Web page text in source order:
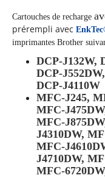
Cartouches de recharge
prérempli avec
imprimantes Brother
DCP-J132W,
DCP-
DCP-J4110W
MFC-J245,
MFC-
MFC-
J4310DW,
MFC-
J4710DW,
MFC-